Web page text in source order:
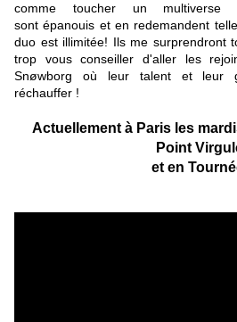
comme toucher un multiverse
sont épanouis et en redemandent
duo est illimitée! Ils me surprendront
trop vous conseiller d'aller les
Snøwborg où leur talent et leur
réchauffer !
Actuellement à Paris les
Point
et en